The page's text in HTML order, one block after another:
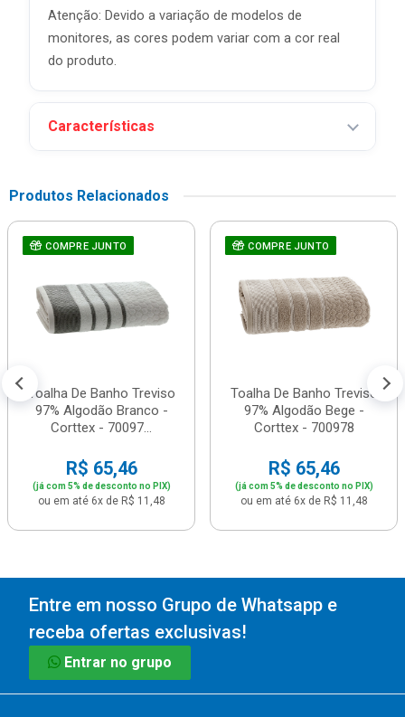
Atenção: Devido a variação de modelos de
monitores, as cores podem variar com a cor real
do produto.
Características
Produtos Relacionados
COMPRE JUNTO
Toalha De Banho Treviso
97% Algodão Branco -
Corttex - 70097...
R$ 65,46
(já com 5% de desconto no PIX)
ou em até 6x de R$ 11,48
COMPRE JUNTO
Toalha De Banho Treviso
97% Algodão Bege -
Corttex - 700978
R$ 65,46
(já com 5% de desconto no PIX)
ou em até 6x de R$ 11,48
Entre em nosso Grupo de Whatsapp e
receba ofertas exclusivas!
Entrar no grupo